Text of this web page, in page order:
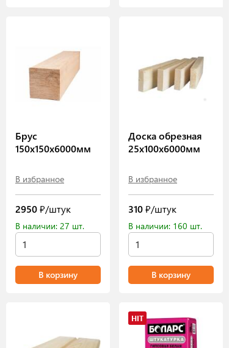
Брус
150х150х6000мм
В избранное
2950₽/штук
В наличии: 27 шт.
В корзину
Доска обрезная
25х100х6000мм
В избранное
310₽/штук
В наличии: 160 шт.
В корзину
HIT